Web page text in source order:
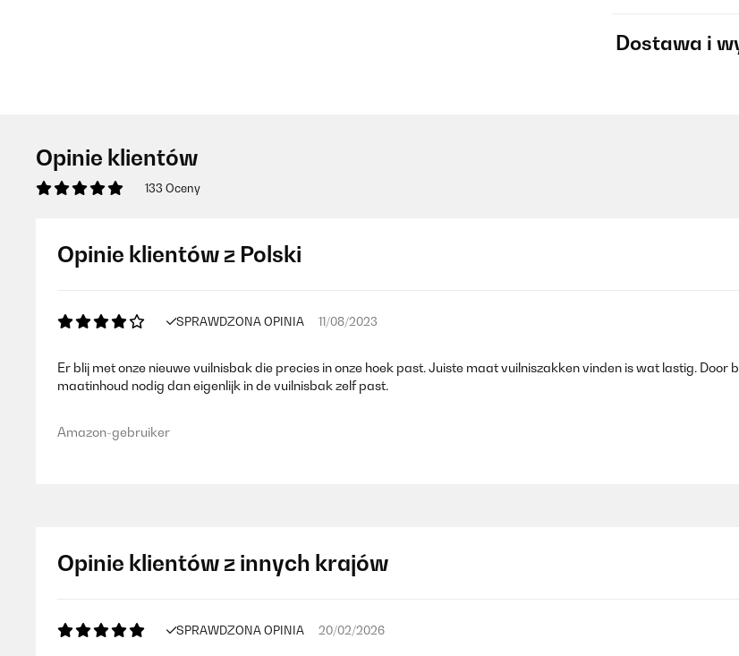
Dostawa i
Opinie klientów
133 Oceny
Opinie klientów z Polski
SPRAWDZONA OPINIA 11/08/2023
Er blij met onze nieuwe vuilnisbak die precies in onze hoek past. Juiste maat vuilniszakken vinden is wat lastig.
maatinhoud nodig dan eigenlijk in de vuilnisbak zelf past.
Amazon-gebruiker
Opinie klientów z innych krajów
SPRAWDZONA OPINIA 20/02/2026